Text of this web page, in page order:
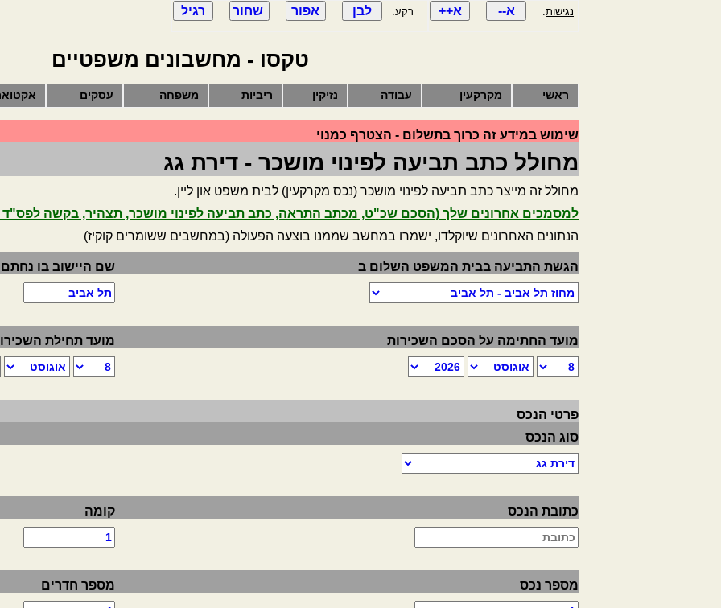
נגישות: רקע:
טקסו - מחשבונים משפטיים
ראשי מקרקעין עבודה נזיקין ריביות משפחה עסקים
שימוש במידע זה כרוך בתשלום - הצטרף כמנוי
מחולל כתב תביעה לפינוי מושכר - דירת גג
מחולל זה מייצר כתב תביעה לפינוי מושכר (נכס מקרקעין) לבית משפט און ליין.
למסמכים אחרונים שלך (הסכם שכ"ט, מכתב התראה, כתב תביעה לפינוי מושכר, תצהיר, בקשה
הנתונים האחרונים שיוקלדו, ישמרו במחשב שממנו בוצעה הפעולה (במחשבים ששומרים קוקיז)
הגשת התביעה בבית המשפט השלום ב שם היישוב בו
מועד החתימה על הסכם השכירות מועד תחילת
פרטי הנכס
סוג הנכס
כתובת הנכס קומה
מספר נכס מספר חדרים